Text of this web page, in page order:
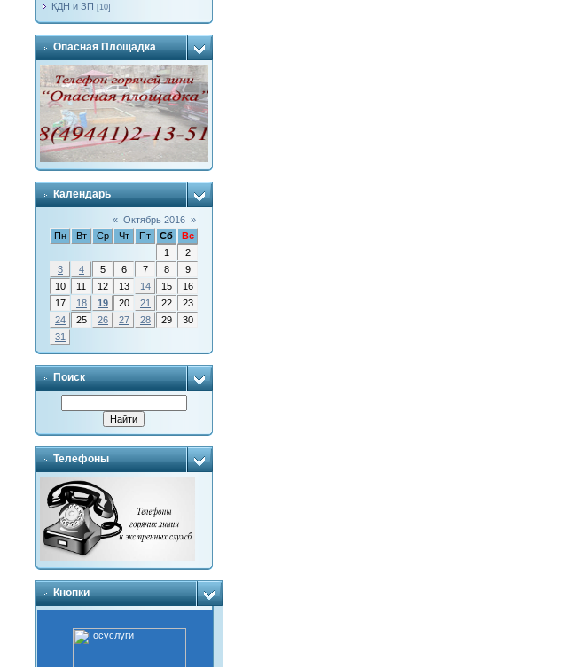
КДН и ЗП [10]
Опасная Площадка
Календарь
« Октябрь 2016 »
Пн
Вт Ср Чт Пт Сб
Вс
1
2
3
4 5 6 7 8
9
10
11 12 13 14 15
16
17
18 19 20 21 22
23
24
25 26 27 28 29
30
31
Поиск
Телефоны
Кнопки